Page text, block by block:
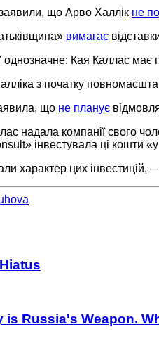
що Арво Халлік не
вимагає
Кая Каллас має
з початку
що не планує
надала компанії свого
інвестувала ці кошти «у
характер цих інвестицій,
is Russia's Weapon.